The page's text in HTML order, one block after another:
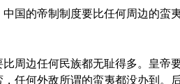
国的帝制制度要比任何周边的蛮
周边任何民族都无耻得多。皇帝
任何外敌所谓的蛮夷都没办到。